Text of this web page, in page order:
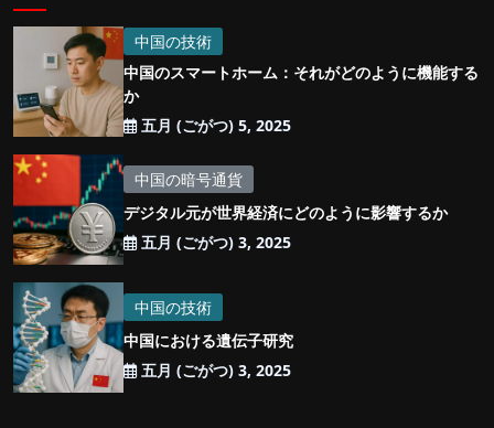
中国の技術
中国のスマートホーム：それがどのように機能する
か
五月 (ごがつ) 5, 2025
中国の暗号通貨
デジタル元が世界経済にどのように影響するか
五月 (ごがつ) 3, 2025
中国の技術
中国における遺伝子研究
五月 (ごがつ) 3, 2025